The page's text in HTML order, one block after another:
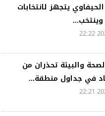
يتجهز لانتخابات
وينتخب...
والبيئة تحذران من
في جداول منطقة...